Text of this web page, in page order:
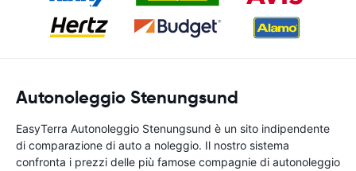
Autonoleggio Stenungsund
EasyTerra Autonoleggio Stenungsund è un sito indipendente
di comparazione di auto a noleggio. Il nostro sistema
confronta i prezzi delle più famose compagnie di autonoleggio